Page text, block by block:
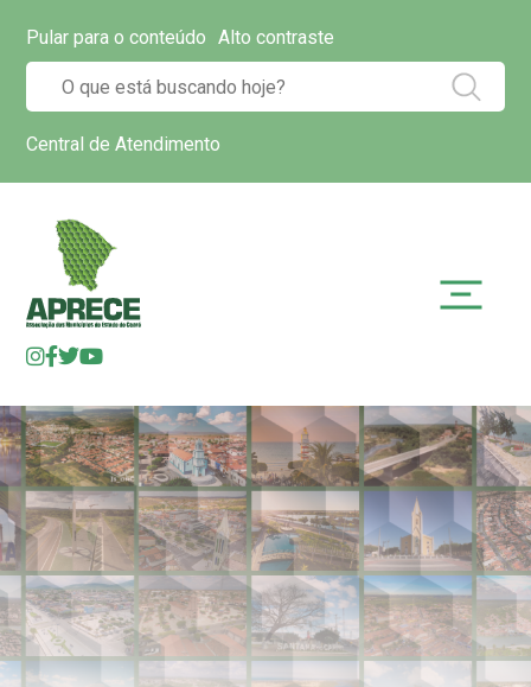
Pular para o conteúdo Alto contraste
Central de Atendimento